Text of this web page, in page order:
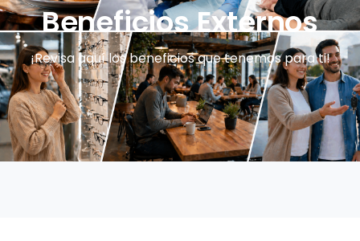
Beneficios Externos
¡Revisa aquí los beneficios que tenemos para ti!